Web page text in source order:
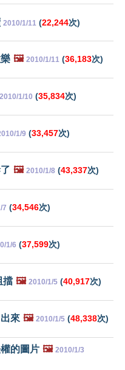
2010/1/11 (22,244次)
🖼️ 2010/1/11 (36,183次)
2010/1/10 (35,834次)
1/9 (33,457次)
🖼️ 2010/1/8 (43,337次)
7 (34,546次)
1/6 (37,599次)
擋 🖼️ 2010/1/5 (40,917次)
來 🖼️ 2010/1/5 (48,338次)
的圖片 🖼️ 2010/1/3